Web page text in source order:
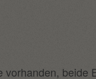
beide